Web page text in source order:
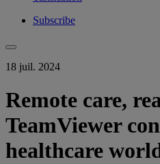
Subscribe
18 juil. 2024
Remote care,
TeamViewer
healthcare